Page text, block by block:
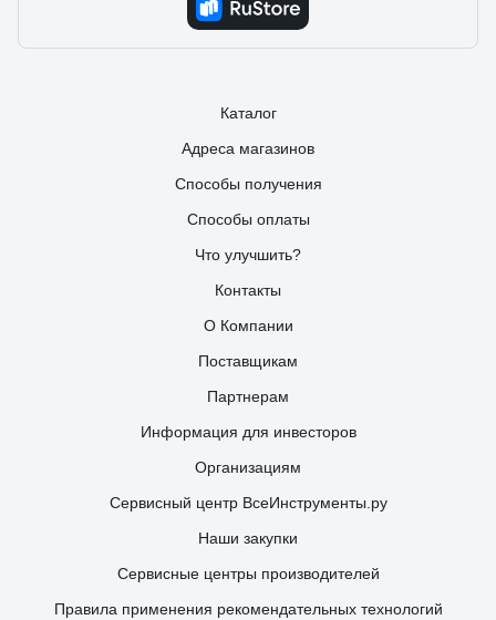
Каталог
Адреса магазинов
Способы получения
Способы оплаты
Что улучшить?
Контакты
О Компании
Поставщикам
Партнерам
Информация для инвесторов
Организациям
Сервисный центр ВсеИнструменты.ру
Наши закупки
Сервисные центры производителей
Правила применения рекомендательных технологий